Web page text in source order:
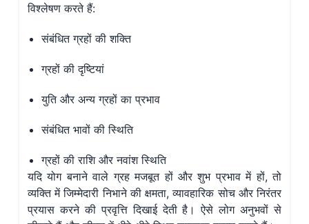
विश्लेषण करते हैं:
संबंधित ग्रहों की शक्ति
ग्रहों की दृष्टियां
युति और अन्य ग्रहों का प्रभाव
संबंधित भावों की स्थिति
ग्रहों की राशि और नवांश स्थिति
यदि योग बनाने वाले ग्रह मजबूत हों और शुभ प्रभाव में हों, तो
व्यक्ति में जिम्मेदारी निभाने की क्षमता, व्यावहारिक सोच और निरंतर
प्रयास करने की प्रवृत्ति दिखाई देती है। ऐसे लोग अनुभवों से